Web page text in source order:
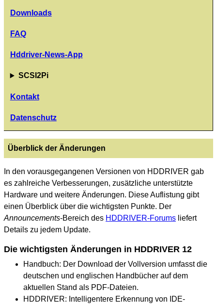
Downloads
FAQ
Hddriver-News-App
SCSI2Pi
Kontakt
Datenschutz
Überblick der Änderungen
In den vorausgegangenen Versionen von HDDRIVER gab
es zahlreiche Verbesserungen, zusätzliche unterstützte
Hardware und weitere Änderungen. Diese Auflistung gibt
einen Überblick über die wichtigsten Punkte. Der
Announcements-Bereich des HDDRIVER-Forums liefert
Details zu jedem Update.
Die wichtigsten Änderungen in HDDRIVER 12
Handbuch: Der Download der Vollversion umfasst die
deutschen und englischen Handbücher auf dem
aktuellen Stand als PDF-Dateien.
HDDRIVER: Intelligentere Erkennung von IDE-